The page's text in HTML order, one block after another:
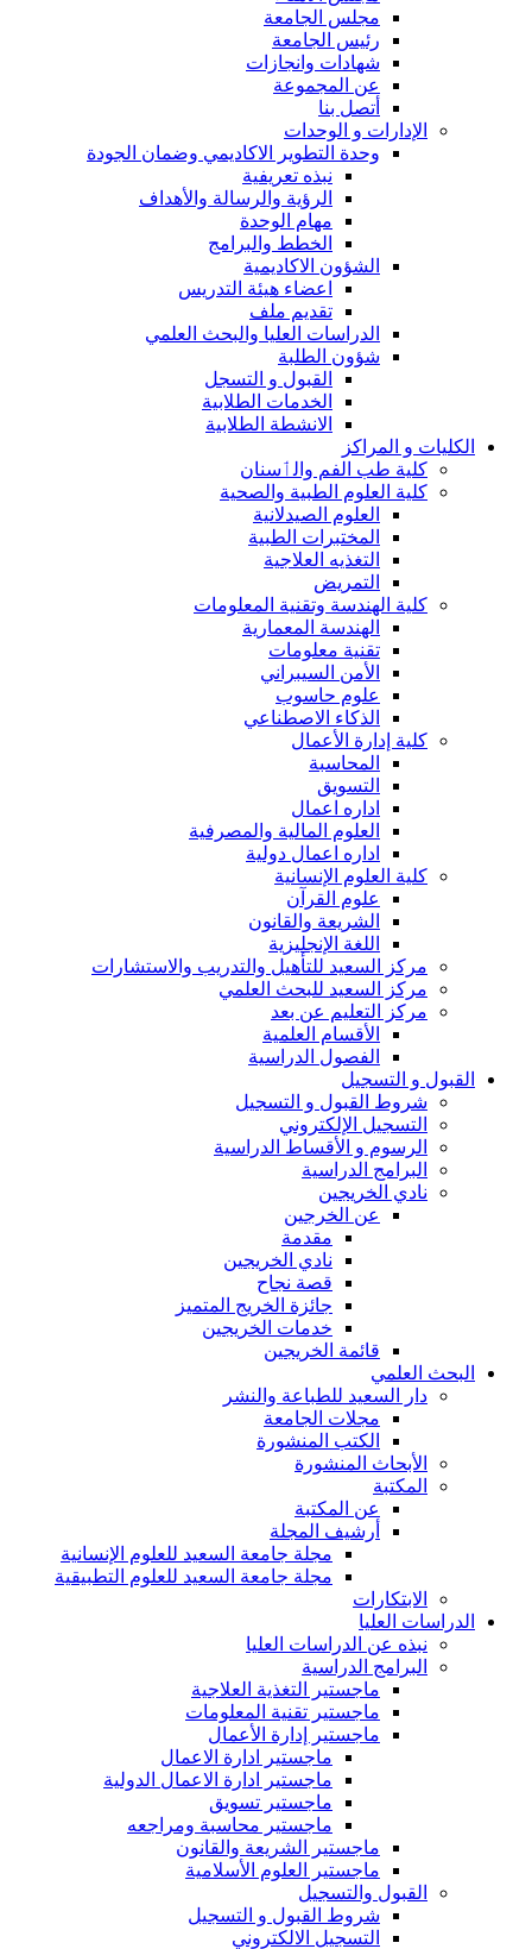
مجلس الجامعة
رئيس الجامعة
شهادات وانجازات
عن المجموعة
أتصل بنا
الإدارات و الوحدات
وحدة التطوير الاكاديمي وضمان الجودة
نبذه تعريفية
الرؤية والرسالة والأهداف
مهام الوحدة
الخطط والبرامج
الشؤون الاكاديمية
اعضاء هيئة التدريس
تقديم ملف
الدراسات العليا والبحث العلمي
شؤون الطلبة
القبول و التسجل
الخدمات الطلابية
الانشطة الطلابية
الكليات و المراكز
كلية طب الفم والٲسنان
كلية العلوم الطبية والصحية
العلوم الصيدلانية
المختبرات الطبية
التغذيه العلاجية
التمريض
كلية الهندسة وتقنية المعلومات
الهندسة المعمارية
تقنية معلومات
الأمن السيبراني
علوم حاسوب
الذكاء الاصطناعي
كلية إدارة الأعمال
المحاسبة
التسويق
اداره اعمال
العلوم المالية والمصرفية
اداره اعمال دولية
كلية العلوم الإنسانية
علوم القرآن
الشريعة والقانون
اللغة الإنجليزية
مركز السعيد للتأهيل والتدريب والاستشارات
مركز السعيد للبحث العلمي
مركز التعليم عن بعد
الأقسام العلمية
الفصول الدراسية
القبول و التسجيل
شروط القبول و التسجيل
التسجيل الإلكتروني
الرسوم و الأقساط الدراسية
البرامج الدراسية
نادي الخريجين
عن الخرجين
مقدمة
نادي الخريجين
قصة نجاح
جائزة الخريج المتميز
خدمات الخريجين
قائمة الخريجين
البحث العلمي
دار السعيد للطباعة والنشر
مجلات الجامعة
الكتب المنشورة
الأبحاث المنشورة
المكتبة
عن المكتبة
أرشيف المجلة
مجلة جامعة السعيد للعلوم الإنسانية
مجلة جامعة السعيد للعلوم التطبيقية
الابتكارات
الدراسات العليا
نبذه عن الدراسات العليا
البرامج الدراسية
ماجستير التغذية العلاجية
ماجستير تقنية المعلومات
ماجستير إدارة الأعمال
ماجستير ادارة الاعمال
ماجستير ادارة الاعمال الدولية
ماجستير تسويق
ماجستير محاسبة ومراجعه
ماجستير الشريعة والقانون
ماجستير العلوم الأسلامية
القبول والتسجيل
شروط القبول و التسجيل
التسجيل الالكتروني